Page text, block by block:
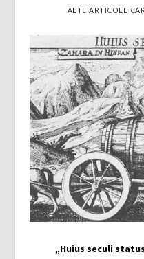
ALTE ARTICOLE
„Huius seculi